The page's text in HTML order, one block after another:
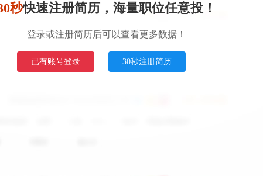
秒快速注册简历，海量职位任意投！
登录或注册简历后可以查看更多数据！
已有账号登录 30秒注册简历